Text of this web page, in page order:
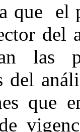
que el
del
las
del
que